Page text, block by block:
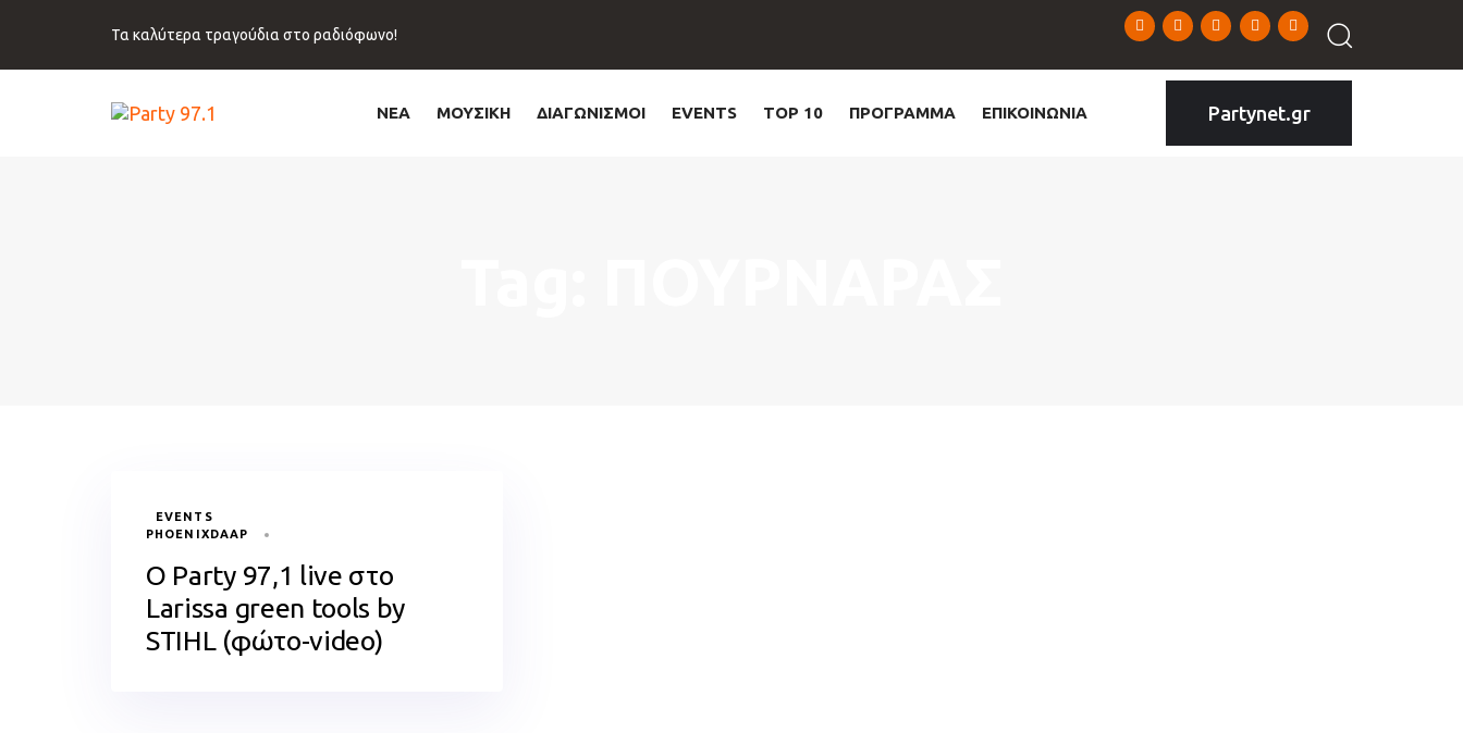
navigation
Τα καλύτερα τραγούδια στο ραδιόφωνο!
ΝΕΑ ΜΟΥΣΙΚΗ ΔΙΑΓΩΝΙΣΜΟΙ EVENTS TOP 10 ΠΡΟΓΡΑΜΜΑ ΕΠΙΚΟΙΝΩΝΙΑ Partynet.gr
EVENTS
PHOENIXDAAP
Ο Party 97,1 live στο
Larissa green tools by
STIHL (φώτο-video)